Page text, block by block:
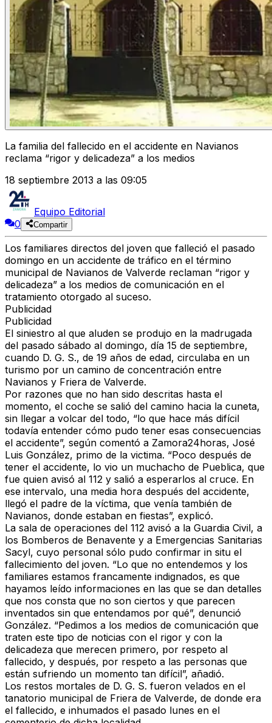
La familia del fallecido en el accidente en Navianos
reclama “rigor y delicadeza” a los medios
18 septiembre 2013 a las 09:05
Equipo Editorial
0
Compartir
Los familiares directos del joven que falleció el pasado
domingo en un accidente de tráfico en el término
municipal de Navianos de Valverde reclaman “rigor y
delicadeza” a los medios de comunicación en el
tratamiento otorgado al suceso.
Publicidad
Publicidad
El siniestro al que aluden se produjo en la madrugada
del pasado sábado al domingo, día 15 de septiembre,
cuando D. G. S., de 19 años de edad, circulaba en un
turismo por un camino de concentración entre
Navianos y Friera de Valverde.
Por razones que no han sido descritas hasta el
momento, el coche se salió del camino hacia la cuneta,
sin llegar a volcar del todo, “lo que hace más difícil
todavía entender cómo pudo tener esas consecuencias
el accidente”, según comentó a Zamora24horas, José
Luis González, primo de la victima. “Poco después de
tener el accidente, lo vio un muchacho de Pueblica, que
fue quien avisó al 112 y salió a esperarlos al cruce. En
ese intervalo, una media hora después del accidente,
llegó el padre de la víctima, que venía también de
Navianos, donde estaban en fiestas”, explicó.
La sala de operaciones del 112 avisó a la Guardia Civil, a
los Bomberos de Benavente y a Emergencias Sanitarias
Sacyl, cuyo personal sólo pudo confirmar in situ el
fallecimiento del joven. “Lo que no entendemos y los
familiares estamos francamente indignados, es que
hayamos leído informaciones en las que se dan detalles
que nos consta que no son ciertos y que parecen
inventados sin que entendamos por qué”, denunció
González. “Pedimos a los medios de comunicación que
traten este tipo de noticias con el rigor y con la
delicadeza que merecen primero, por respeto al
fallecido, y después, por respeto a las personas que
están sufriendo un momento tan difícil”, añadió.
Los restos mortales de D. G. S. fueron velados en el
tanatorio municipal de Friera de Valverde, de donde era
el fallecido, e inhumados el pasado lunes en el